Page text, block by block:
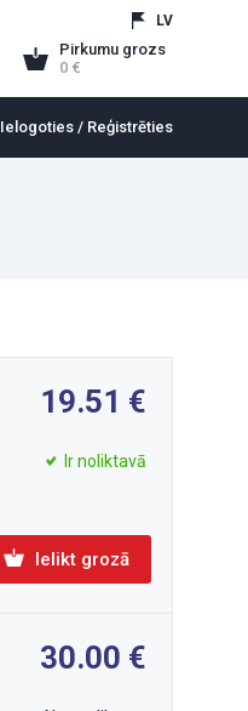
LV
Pirkumu grozs
0
Ielogoties / Reģistrēties
19.51
Ir noliktavā
Ielikt grozā
30.00